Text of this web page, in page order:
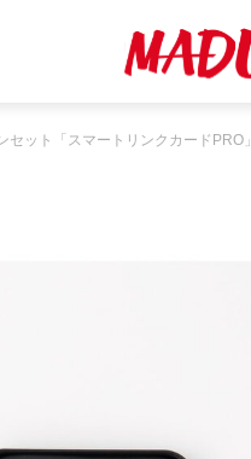
ット「スマートリンクカードPRO」